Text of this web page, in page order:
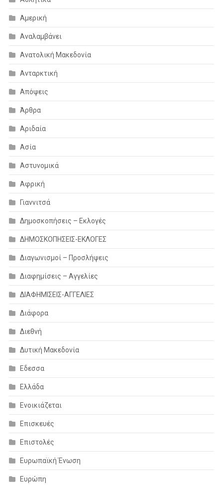
Αμερική
Αναλαμβάνει
Ανατολική Μακεδονία
Ανταρκτική
Απόψεις
Άρθρα
Αριδαία
Ασία
Αστυνομικά
Αφρική
Γιαννιτσά
Δημοσκοπήσεις – Εκλογές
ΔΗΜΟΣΚΟΠΗΣΕΙΣ-ΕΚΛΟΓΕΣ
Διαγωνισμοί – Προσλήψεις
Διαφημίσεις – Αγγελίες
ΔΙΑΦΗΜΙΣΕΙΣ-ΑΓΓΕΛΙΕΣ
Διάφορα
Διεθνή
Δυτική Μακεδονία
Εδεσσα
Ελλάδα
Ενοικιάζεται
Επισκευές
Επιστολές
Ευρωπαϊκή Ένωση
Ευρώπη